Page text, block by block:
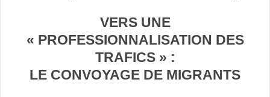
VERS UNE
« PROFESSIONNALISATION DES
TRAFICS » :
LE CONVOYAGE DE MIGRANTS